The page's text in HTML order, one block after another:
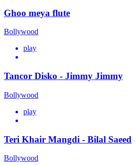
Ghoo meya flute
Bollywood
play
Tancor Disko - Jimmy Jimmy
Bollywood
play
Teri Khair Mangdi - Bilal Saeed
Bollywood